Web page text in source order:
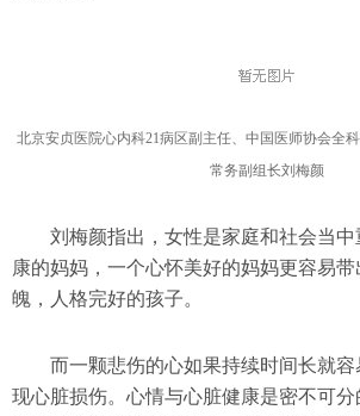
北京安贞医院心内科21病区副主任、中国医师协会全
常务副组长刘梅颜
刘梅颜指出，女性是家庭和社会当
康的妈妈，一个心怀美好的妈妈更容易
魄，人格完好的孩子。
而一颗悲伤的心如果持续时间长就
现心脏损伤。心情与心脏健康是密不可